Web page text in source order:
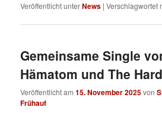
Veröffentlicht unterNews |Verschlagwortet
Gemeinsame Single
Hämatom und The
Veröffentlicht am15. November 2025von
Frühauf